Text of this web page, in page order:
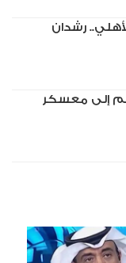
رشدان
إلى معسكر